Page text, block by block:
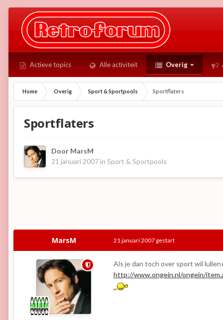
Actieve topics Alle activiteit Overig
Home Overig Sport & Sportpools Sportflaters
Sportflaters
Door MarsM
21 januari 2007 in Sport & Sportpools
MarsM 21 januari 2007 gestart
Als je dan toch over sport wil lullen
http://www.ongein.nl/ongein/